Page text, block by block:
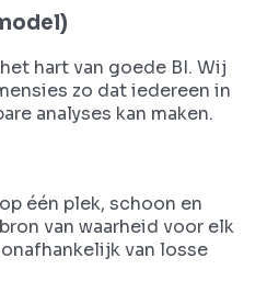
hart van goede BI. Wij
zo dat iedereen in
analyses kan maken.
één plek, schoon en
van waarheid voor elk
van losse